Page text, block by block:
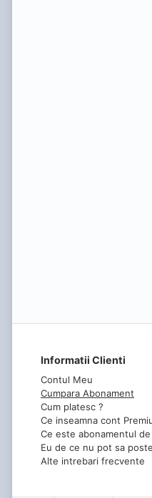
Informatii Clienti
Contul Meu
Cumpara Abonament
Cum platesc ?
Ce inseamna cont
Ce este abonamentul
Eu de ce nu pot sa
Alte intrebari frecvente